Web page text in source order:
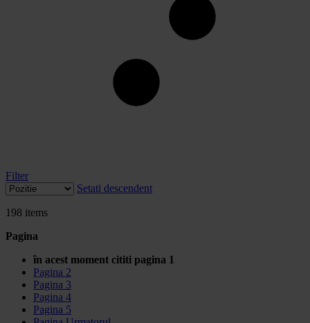
Filter
Setati descendent
198 items
Pagina
în acest moment cititi pagina 1
Pagina 2
Pagina 3
Pagina 4
Pagina 5